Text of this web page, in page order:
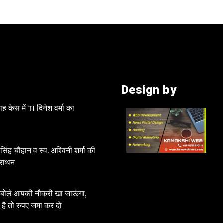
केस में TI दिनेश वर्मा का
चौहान व स्व. अश्विनी शर्मा की
आपकी नौकरी खा जाऊंगा,
तो रुपए जमा कर दो
Design by